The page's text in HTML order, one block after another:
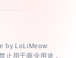
by LoLiMeow
止用于商业用途，